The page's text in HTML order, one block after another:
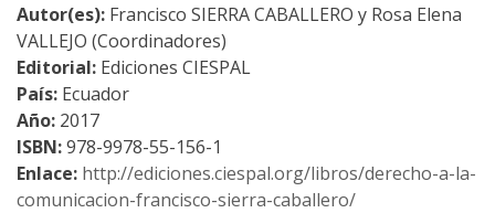
Autor(es): Francisco SIERRA CABALLERO y Rosa Elena
VALLEJO (Coordinadores)
Editorial: Ediciones CIESPAL
País: Ecuador
Año: 2017
ISBN:978-9978-55-156-1
Enlace: http://ediciones.ciespal.org/libros/derecho-a-la-
comunicacion-francisco-sierra-caballero/